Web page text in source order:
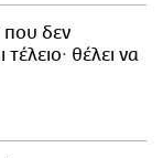
που δεν
θέλει να